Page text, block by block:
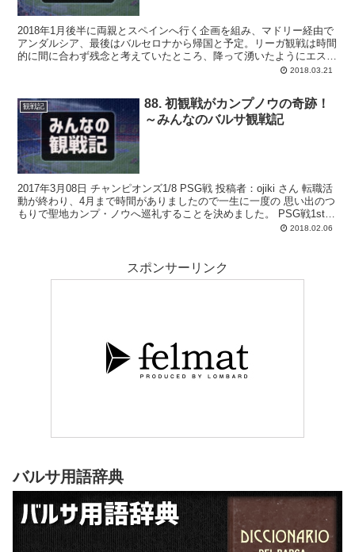
2018年1月後半に両親とスペインへ行く企画を組み、マドリー経由で
アンダルシア、最後はバルセロナから帰国と予定。リーガ観戦は時間
的に間に合わず残念と考えていたところ、降って湧いたようにエスパ
2018.03.21
観戦記
88. 初観戦がカンプノウの奇跡！
～みんなのバルサ観戦記
2017年3月08日 チャンピオンズ1/8 PSG戦 投稿者：ojiki さん 転職活
動が終わり、4月まで時間がありましたので一生に一度の 思い出のつ
もりで聖地カンプ・ノウへ巡礼することを決めました。 PSG戦1stレ
2018.02.06
スポンサーリンク
バルサ用語辞典